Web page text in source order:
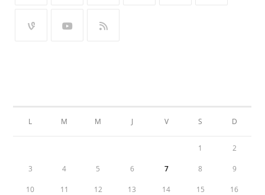
L M M J V S D
1 2
3 4 5 6 7 8 9
10 11 12 13 14 15 16